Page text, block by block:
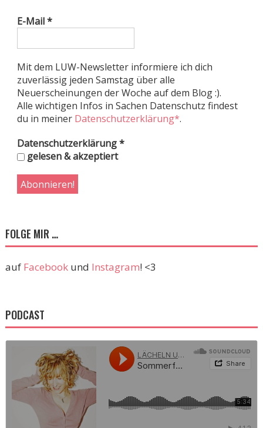
E-Mail*
Mit dem LUW-Newsletter informiere ich dich
zuverlässig jeden Samstag über alle
Neuerscheinungen der Woche auf dem Blog :).
Alle wichtigen Infos in Sachen Datenschutz findest
du in meiner Datenschutzerklärung*.
Datenschutzerklärung*
gelesen & akzeptiert
FOLGE MIR …
auf Facebookund Instagram! <3
PODCAST